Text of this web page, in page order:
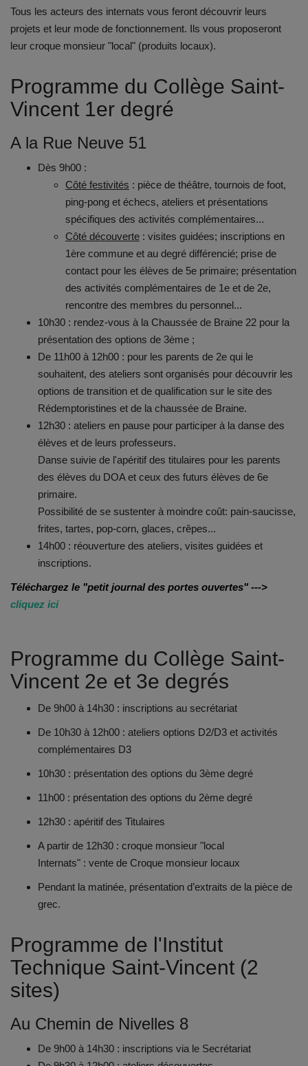
Tous les acteurs des internats vous feront découvrir leurs
projets et leur mode de fonctionnement. Ils vous proposeront
leur croque monsieur "local" (produits locaux).
Programme du Collège Saint-
Vincent 1er degré
A la Rue Neuve 51
Dès 9h00 :
Côté festivités : pièce de théâtre, tournois de foot,
ping-pong et échecs, ateliers et présentations
spécifiques des activités complémentaires...
Côté découverte : visites guidées; inscriptions en
1ère commune et au degré différencié; prise de
contact pour les élèves de 5e primaire; présentation
des activités complémentaires de 1e et de 2e,
rencontre des membres du personnel...
10h30 : rendez-vous à la Chaussée de Braine 22 pour la
présentation des options de 3ème ;
De 11h00 à 12h00 : pour les parents de 2e qui le
souhaitent, des ateliers sont organisés pour découvrir les
options de transition et de qualification sur le site des
Rédemptoristines et de la chaussée de Braine.
12h30 : ateliers en pause pour participer à la danse des
élèves et de leurs professeurs.
Danse suivie de l'apéritif des titulaires pour les parents
des élèves du DOA et ceux des futurs élèves de 6e
primaire.
Possibilité de se sustenter à moindre coût: pain-saucisse,
frites, tartes, pop-corn, glaces, crêpes...
14h00 : réouverture des ateliers, visites guidées et
inscriptions.
Téléchargez le "petit journal des portes ouvertes" --->
cliquez ici
Programme du Collège Saint-
Vincent 2e et 3e degrés
De 9h00 à 14h30 : inscriptions au secrétariat
De 10h30 à 12h00 : ateliers options D2/D3 et activités
complémentaires D3
10h30 : présentation des options du 3ème degré
11h00 : présentation des options du 2ème degré
12h30 : apéritif des Titulaires
A partir de 12h30 : croque monsieur "local
Internats" : vente de Croque monsieur locaux
Pendant la matinée, présentation d’extraits de la pièce de
grec.
Programme de l'Institut
Technique Saint-Vincent (2
sites)
Au Chemin de Nivelles 8
De 9h00 à 14h30 : inscriptions via le Secrétariat